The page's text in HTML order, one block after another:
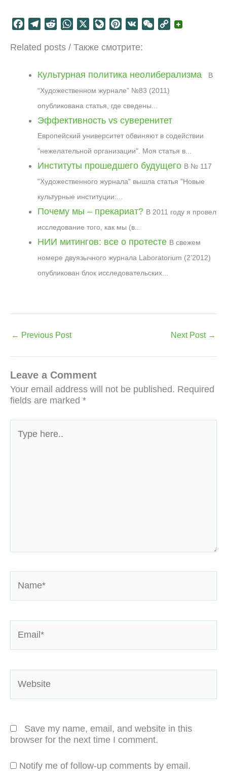
c
g
a
m
R
d
i
W
a
s
p
v
J
u
r
n
a
n
e
s
t
W
a
C
L
Related posts / Также смотрите:
Культурная политика неолиберализма
В
“Художественном журнале” №83 (2011)
опубликована статья, где сведены...
Эффективность vs суверенитет
Европейский университет обвиняют в содействии
"нежелательной организации". Моя статья в...
Институты прошедшего будущего В № 117
"Художественного журнала" вышла статья "Новые
культурные институции:...
Почему мы – прекариат? В 2011 году я провел
исследование того, как мы (в...
НИИ митингов: все о протесте В свежем
номере двуязычного журнала Laboratorium (2’2012)
опубликован блок исследовательских...
← Previous Post Next Post →
Leave a Comment
Your email address will not be published. Required
fields are marked *
here..
Save my name, email, and website in this
browser for the next time I comment.
Notify me of follow-up comments by email.